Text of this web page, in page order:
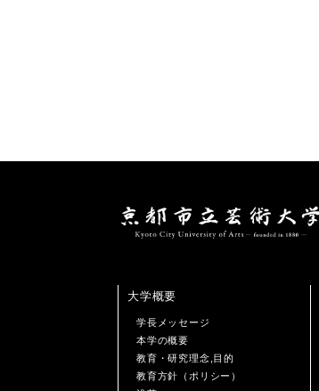
大学概要
学長メッセージ
本学の概要
教育・研究理念,目的
教育方針（ポリシー）